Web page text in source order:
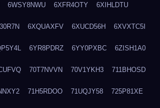
6WSY8NWU 6XFR4OTY 6XIHLDTU
6XQUAXFV 6XUCD56H 6XVXTC5I
6YR8PDRZ 6YY0PXBC 6ZISH1A0
70T7NVVN 70V1YKH3 711BHOSD
71H5RDOO 71UQJY58 725P81XE